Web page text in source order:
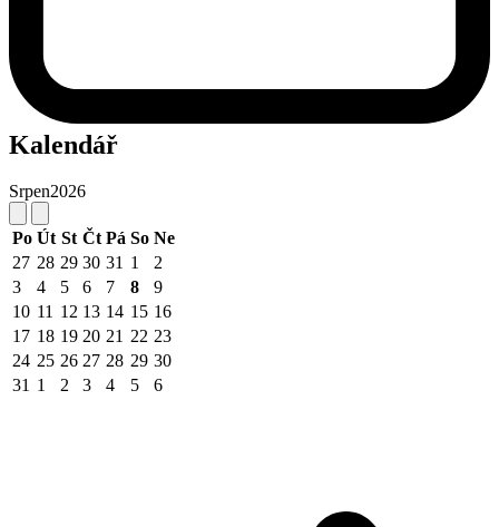
Kalendář
Srpen2026
Po Út St Čt Pá So Ne
27 28 29 30 31 1
2
3
4 5 6 7 8
9
10 11 12 13 14 15 16
17 18 19 20 21 22 23
24 25 26 27 28 29 30
31 1 2 3 4 5 6